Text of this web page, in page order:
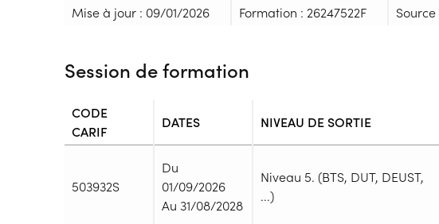
Mise à jour : 09/01/2026 Formation : 26247522F Source
Session de formation
CODE
CARIF
DATES NIVEAU DE SORTIE
503932S
Du
01/09/2026
Au 31/08/2028
Niveau 5. (BTS, DUT, DEUST,
...)